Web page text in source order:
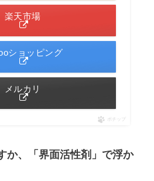
楽天市場
ショッピング
メルカリ
ポチップ
か、「界面活性剤」で浮か